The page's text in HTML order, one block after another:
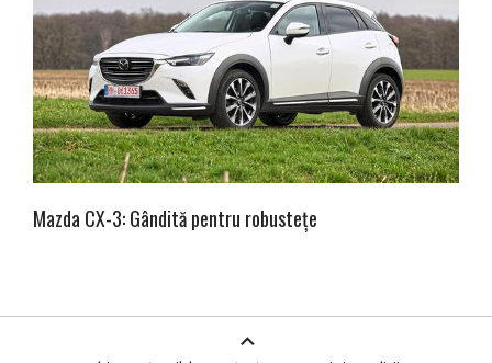
Mazda CX-3: Gândită pentru robustețe